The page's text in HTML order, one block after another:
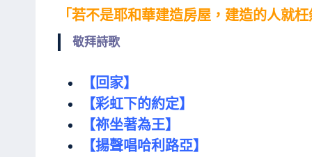
「若不是耶和華建造房屋，建造的人
敬拜詩歌
【回家】
【彩虹下的約定】
【祢坐著為王】
【揚聲唱哈利路亞】